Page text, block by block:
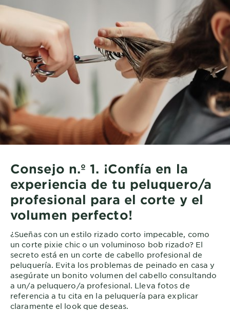
Consejo n.º 1. ¡Confía en la
experiencia de tu peluquero/a
profesional para el corte y el
volumen perfecto!
¿Sueñas con un estilo rizado corto impecable, como
un corte pixie chic o un voluminoso bob rizado? El
secreto está en un corte de cabello profesional de
peluquería. Evita los problemas de peinado en casa y
asegúrate un bonito volumen del cabello consultando
a un/a peluquero/a profesional. Lleva fotos de
referencia a tu cita en la peluquería para explicar
claramente el look que deseas.